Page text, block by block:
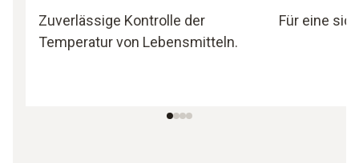
Zuverlässige Kontrolle der
Temperatur von Lebensmitteln.
Für eine